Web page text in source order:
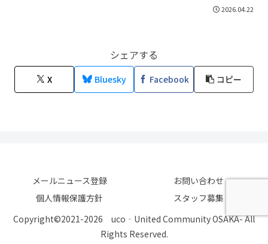
2026.04.22
シェアする
X Bluesky Facebook コピー
メールニュース登録
お問い合わせ
個人情報保護方針
スタッフ募集
Copyright©2021-2026 uco‐United Community OSAKA- All
Rights Reserved.